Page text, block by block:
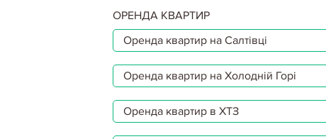
ОРЕНДА КВАРТИР
Оренда квартир на Салтівці
Оренда квартир на Холодній Горі
Оренда квартир в ХТЗ